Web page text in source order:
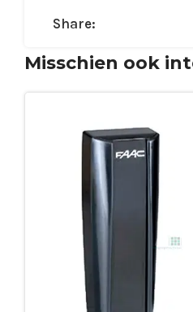
Share:
Misschien ook